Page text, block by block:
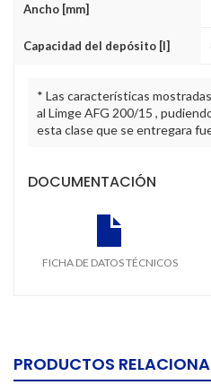
Ancho [mm]
Capacidad del depósito [l]
* Las características
al Limge AFG 200/15 ,
esta clase que se entregara
DOCUMENTACIÓN
FICHA DE DATOS TÉCNICOS
PRODUCTOS